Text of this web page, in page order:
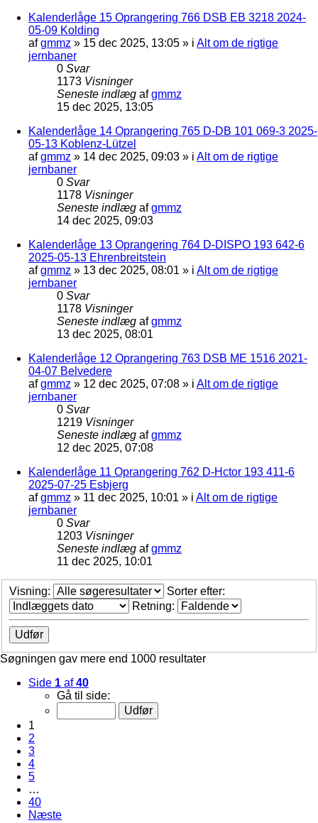
Kalenderlåge 15 Oprangering 766 DSB EB 3218 2024-
05-09 Kolding
afgmmz » 15 dec 2025, 13:05 » i Alt om de rigtige
jernbaner
0 Svar
1173 Visninger
Seneste indlæg afgmmz
15 dec 2025, 13:05
Kalenderlåge 14 Oprangering 765 D-DB 101 069-3 2025-
05-13 Koblenz-Lützel
afgmmz » 14 dec 2025, 09:03 » i Alt om de rigtige
jernbaner
0 Svar
1178 Visninger
Seneste indlæg afgmmz
14 dec 2025, 09:03
Kalenderlåge 13 Oprangering 764 D-DISPO 193 642-6
2025-05-13 Ehrenbreitstein
afgmmz » 13 dec 2025, 08:01 » i Alt om de rigtige
jernbaner
0 Svar
1178 Visninger
Seneste indlæg afgmmz
13 dec 2025, 08:01
Kalenderlåge 12 Oprangering 763 DSB ME 1516 2021-
04-07 Belvedere
afgmmz » 12 dec 2025, 07:08 » i Alt om de rigtige
jernbaner
0 Svar
1219 Visninger
Seneste indlæg afgmmz
12 dec 2025, 07:08
Kalenderlåge 11 Oprangering 762 D-Hctor 193 411-6
2025-07-25 Esbjerg
afgmmz » 11 dec 2025, 10:01 » i Alt om de rigtige
jernbaner
0 Svar
1203 Visninger
Seneste indlæg afgmmz
11 dec 2025, 10:01
Visning:
Sorter efter:
Retning:
Søgningen gav mere end 1000 resultater
Side 1 af40
Gå til side:
1
2
3
4
5
…
40
Næste